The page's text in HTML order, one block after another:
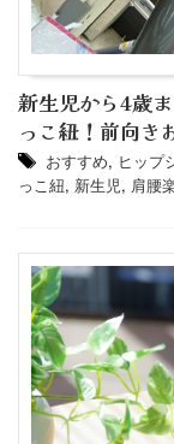
新生児から4歳
っこ紐！前向き
おすすめ, ヒップ
っこ紐, 新生児, 肩腰